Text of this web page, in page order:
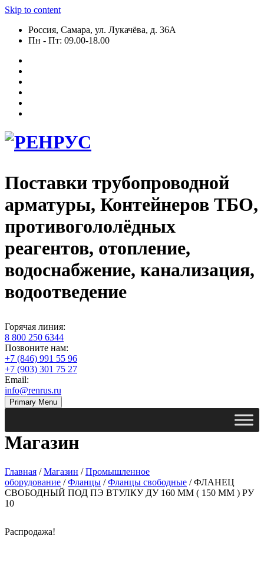
Skip to content
Россия, Самара, ул. Лукачёва, д. 36А
Пн - Пт: 09.00-18.00
Поставки трубопроводной
арматуры, Контейнеров ТБО,
противогололёдных
реагентов, отопление,
водоснабжение, канализация,
водоотведение
Горячая линия:
8 800 250 6344
Позвоните нам:
+7 (846) 991 55 96
+7 (903) 301 75 27
Email:
info@renrus.ru
Primary Menu
Магазин
Главная /Магазин /Промышленное
оборудование /Фланцы /Фланцы свободные / ФЛАНЕЦ
СВОБОДНЫЙ ПОД ПЭ ВТУЛКУ ДУ 160 ММ ( 150 ММ ) РУ
10
Распродажа!